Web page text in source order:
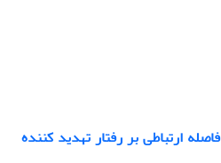
ارتباطی بر رفتار تهدید کننده